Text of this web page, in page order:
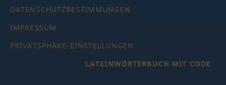
DATENSCHUTZBESTIMMUNGEN
IMPRESSUM
PRIVATSPHÄRE-EINSTELLUNGEN
LATEINWÖRTERBUCH MIT CODE